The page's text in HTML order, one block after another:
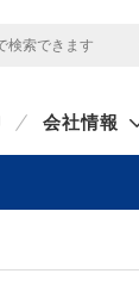
会社情報